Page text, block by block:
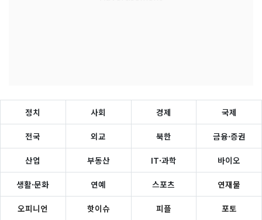
정치 사회 경제 국제
전국 외교 북한 금융·증권
산업 부동산 IT·과학 바이오
생활·문화 연예 스포츠 연재물
오피니언 핫이슈 피플 포토